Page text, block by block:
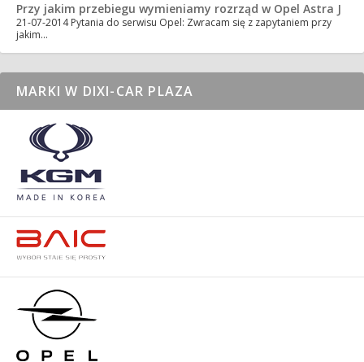
Przy jakim przebiegu wymieniamy rozrząd w Opel Astra J
21-07-2014 Pytania do serwisu Opel: Zwracam się z zapytaniem przy
jakim…
MARKI W DIXI-CAR PLAZA